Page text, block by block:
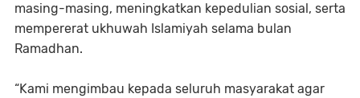
masing-masing, meningkatkan kepedulian sosial, serta
mempererat ukhuwah Islamiyah selama bulan
Ramadhan.
“Kami mengimbau kepada seluruh masyarakat agar